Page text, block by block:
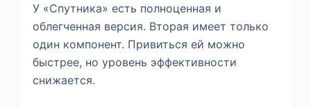
У «Спутника» есть полноценная и
облегченная версия. Вторая имеет только
один компонент. Привиться ей можно
быстрее, но уровень эффективности
снижается.